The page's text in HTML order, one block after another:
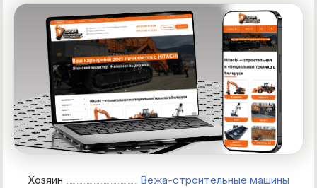
Хозяин
Вежа-строительные машины